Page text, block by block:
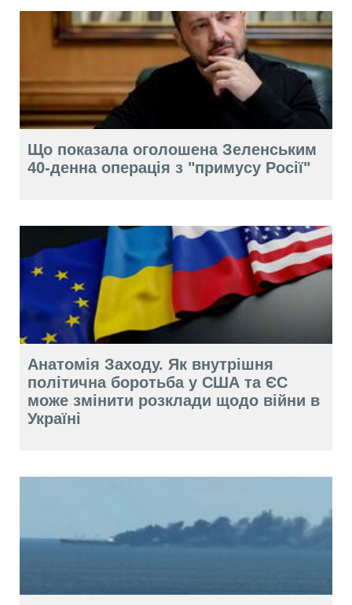
Що показала оголошена Зеленським
40-денна операція з "примусу Росії"
Анатомія Заходу. Як внутрішня
політична боротьба у США та ЄС
може змінити розклади щодо війни в
Україні